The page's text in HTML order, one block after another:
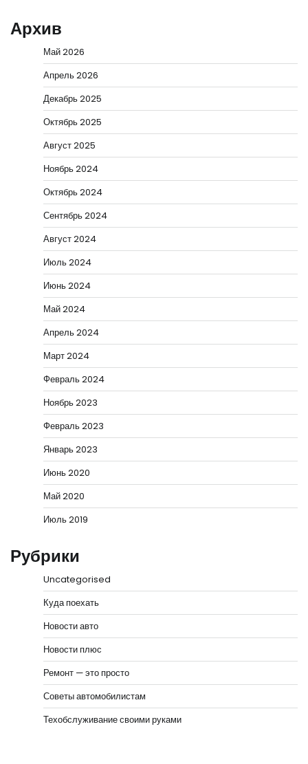
Архив
Май 2026
Апрель 2026
Декабрь 2025
Октябрь 2025
Август 2025
Ноябрь 2024
Октябрь 2024
Сентябрь 2024
Август 2024
Июль 2024
Июнь 2024
Май 2024
Апрель 2024
Март 2024
Февраль 2024
Ноябрь 2023
Февраль 2023
Январь 2023
Июнь 2020
Май 2020
Июль 2019
Рубрики
Uncategorised
Куда поехать
Новости авто
Новости плюс
Ремонт — это просто
Советы автомобилистам
Техобслуживание своими руками